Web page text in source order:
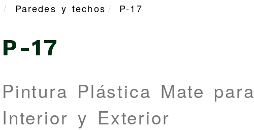
Paredes y techos P-17
P-17
Pintura Plástica Mate para
Interior y Exterior